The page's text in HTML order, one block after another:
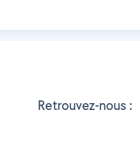
Retrouvez-nous :